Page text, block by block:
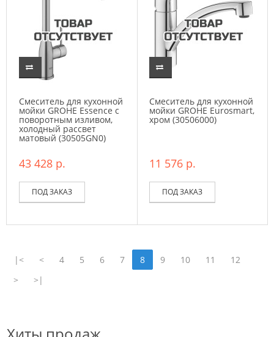
Смеситель для кухонной
мойки GROHE Essence с
поворотным изливом,
холодный рассвет
матовый (30505GN0)
43 428 р.
ПОД ЗАКАЗ
Смеситель для кухонной
мойки GROHE Eurosmart,
хром (30506000)
11 576 р.
ПОД ЗАКАЗ
|< < 4 5 6 7 8 9 10 11
12
>
>|